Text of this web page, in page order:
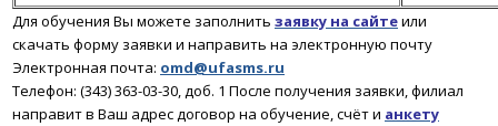
Для обучения Вы можете заполнить заявку на сайтеили
скачать форму заявки и направить на электронную почту
Электронная почта: omd@ufasms.ru
Телефон: (343) 363-03-30, доб. 1 После получения заявки, филиал
направит в Ваш адрес договор на обучение, счёт и анкету